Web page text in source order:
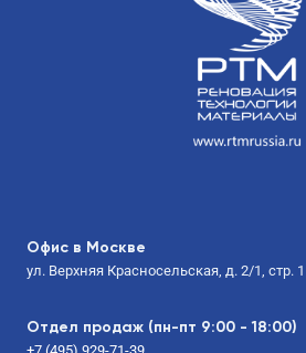
Офис в Москве
ул. Верхняя Красносельская, д. 2/1, стр. 1
Отдел продаж (пн-пт 9:00 - 18:00)